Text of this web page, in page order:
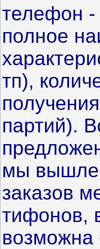
телефон -
полное
тп),
партий).
мы
заказов
тифонов,
возможна